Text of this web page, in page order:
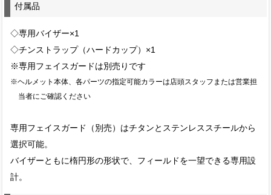
付属品
◇専用バイザー×1
◇チンストラップ（ハードカップ）×1
※専用フェイスガードは別売りです
※ヘルメット本体、各パーツの指定可能カラーは店頭スタッフまたは営業担
当者にご確認ください
専用フェイスガード（別売）はチタンとステンレススチールから
選択可能。
バイザーともに楕円形の形状で、フィールドを一望できる専用設
計。